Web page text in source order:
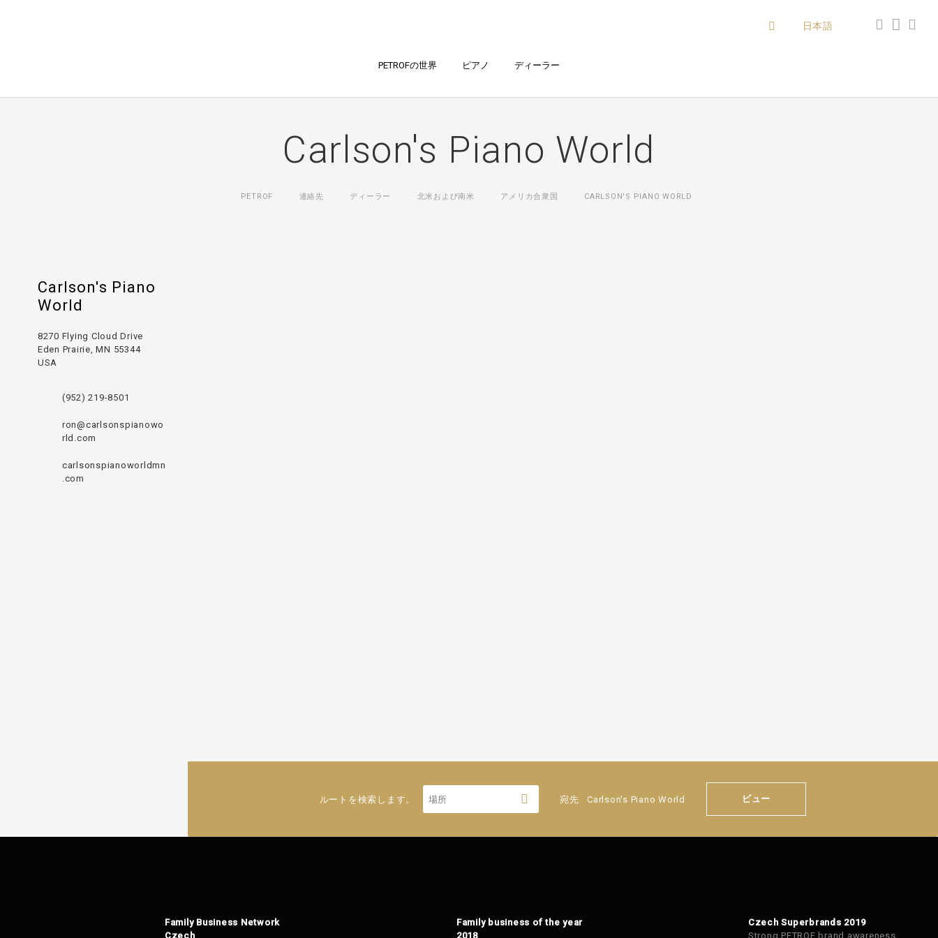
PETROFの世界 ピアノ ディーラー
日本語
Carlson's Piano World
PETROF 連絡先 ディーラー 北米および南米 アメリカ合衆国 CARLSON'S PIANO WORLD
Carlson's Piano
World
8270 Flying Cloud Drive
Eden Prairie, MN 55344
USA
(952) 219-8501
ron@carlsonspianowo
rld.com
carlsonspianoworldmn
.com
ルートを検索します。 宛先 Carlson's Piano World ビュー
Family Business Network
Czech
Family business of the year
2018
Czech Superbrands 2019
Strong PETROF brand awareness